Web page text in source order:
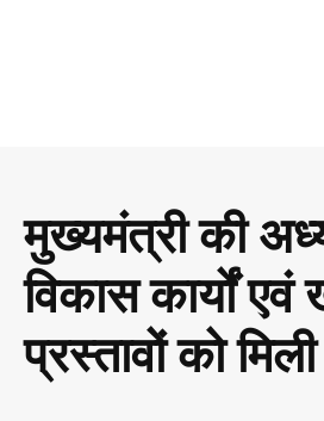
मुख्यमंत्री की
विकास कार्यों एवं
प्रस्तावों को